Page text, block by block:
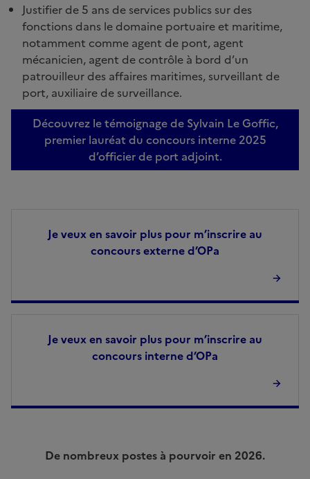
Justifier de 5 ans de services publics sur des
fonctions dans le domaine portuaire et maritime,
notamment comme agent de pont, agent
mécanicien, agent de contrôle à bord d’un
patrouilleur des affaires maritimes, surveillant de
port, auxiliaire de surveillance.
Découvrez le témoignage de Sylvain Le Goffic,
premier lauréat du concours interne 2025
d’officier de port adjoint.
Je veux en savoir plus pour m’inscrire au
concours externe d’OPa
Je veux en savoir plus pour m’inscrire au
concours interne d’OPa
De nombreux postes à pourvoir en 2026.